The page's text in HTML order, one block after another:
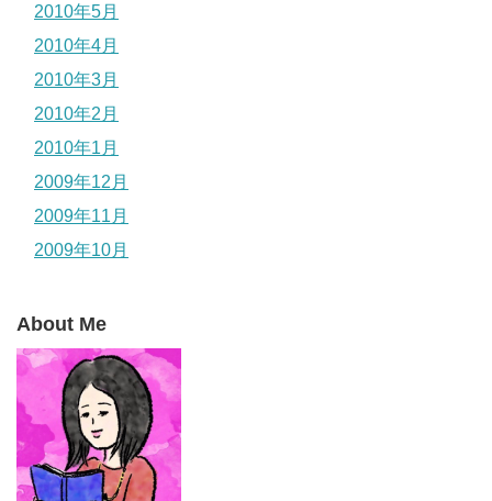
2010年5月
2010年4月
2010年3月
2010年2月
2010年1月
2009年12月
2009年11月
2009年10月
About Me